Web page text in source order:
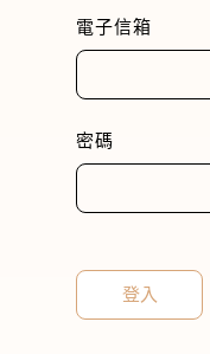
電子信箱
密碼
登入